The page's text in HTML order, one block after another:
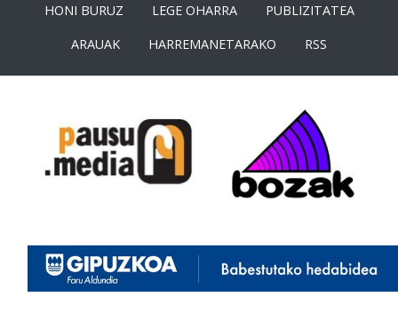
HONI BURUZ LEGE OHARRA
PUBLIZITATEA
ARAUAK
HARREMANETARAKO RSS